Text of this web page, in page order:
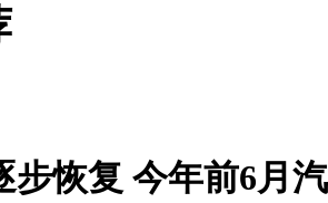
步恢复 今年前6月